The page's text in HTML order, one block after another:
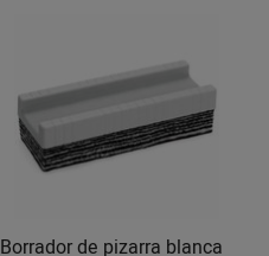
Borrador de pizarra blanca